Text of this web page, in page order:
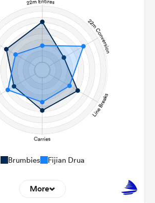
Brumbies Fijian Drua
More